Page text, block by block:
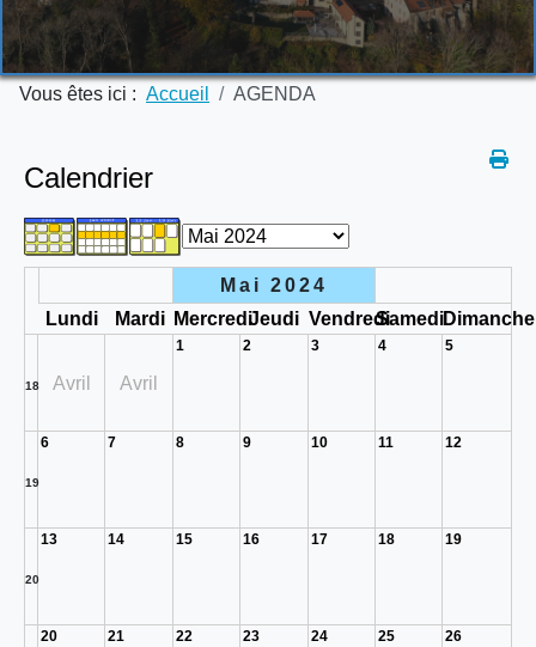
Vous êtes ici : Accueil AGENDA
Calendrier
Mai 2024
Lundi
Mardi MercrediJeudi VendrediSamediDimanche
18 Avril Avril
1 2 3 4 5
19
6 7 8 9 10 11 12
20
13 14 15 16 17 18 19
20 21 22 23 24 25 26